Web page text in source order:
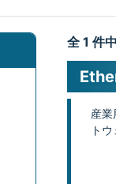
全 1 件
産
ト